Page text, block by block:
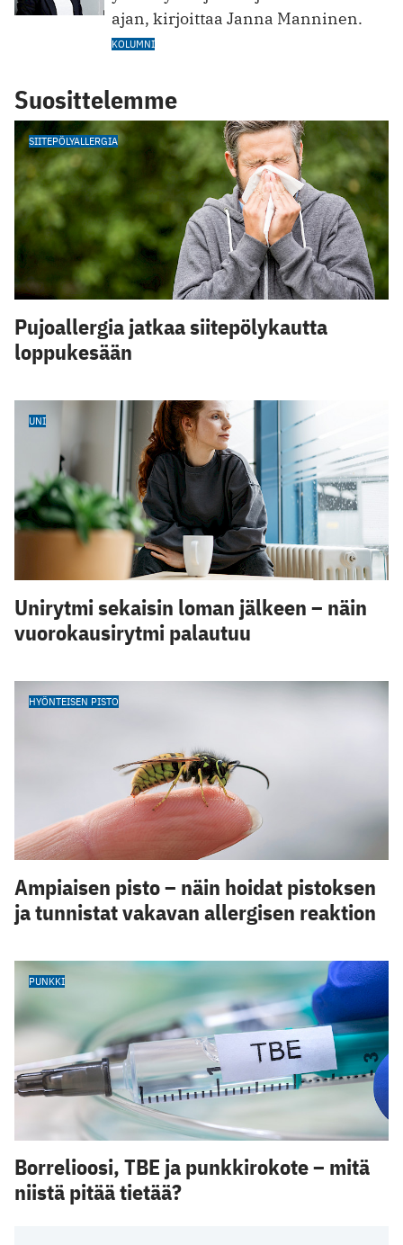
ajan, kirjoittaa Janna Manninen.
KOLUMNI
Suosittelemme
SIITEPÖLYALLERGIA
Pujoallergia jatkaa siitepölykautta
loppukesään
UNI
Unirytmi sekaisin loman jälkeen – näin
vuorokausirytmi palautuu
HYÖNTEISEN PISTO
Ampiaisen pisto – näin hoidat pistoksen
ja tunnistat vakavan allergisen reaktion
PUNKKI
Borrelioosi, TBE ja punkkirokote – mitä
niistä pitää tietää?